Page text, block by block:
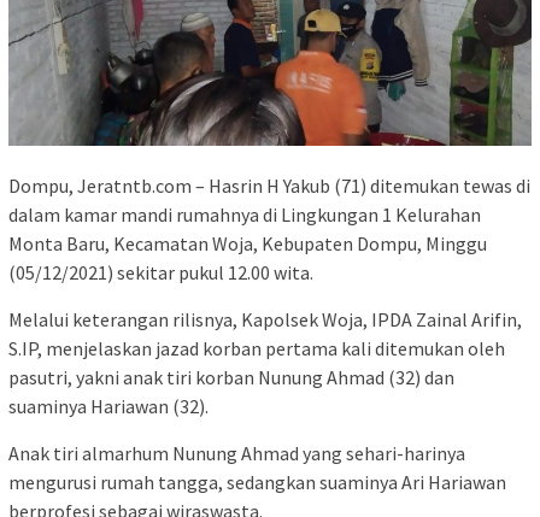
Dompu, Jeratntb.com – Hasrin H Yakub (71) ditemukan tewas di
dalam kamar mandi rumahnya di Lingkungan 1 Kelurahan
Monta Baru, Kecamatan Woja, Kebupaten Dompu, Minggu
(05/12/2021) sekitar pukul 12.00 wita.
Melalui keterangan rilisnya, Kapolsek Woja, IPDA Zainal Arifin,
S.IP, menjelaskan jazad korban pertama kali ditemukan oleh
pasutri, yakni anak tiri korban Nunung Ahmad (32) dan
suaminya Hariawan (32).
Anak tiri almarhum Nunung Ahmad yang sehari-harinya
mengurusi rumah tangga, sedangkan suaminya Ari Hariawan
berprofesi sebagai wiraswasta.